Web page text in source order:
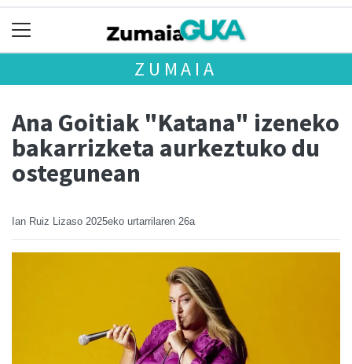
ZUMAIA
Ana Goitiak "Katana" izeneko
bakarrizketa aurkeztuko du
ostegunean
Ian Ruiz Lizaso 2025eko urtarrilaren 26a